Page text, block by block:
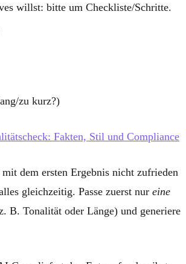
willst: bitte um Checkliste/Schritte.
zu kurz?)
Fakten, Stil und Compliance
dem ersten Ergebnis nicht zufrieden
gleichzeitig. Passe zuerst nur eine
B. Tonalität oder Länge) und generiere